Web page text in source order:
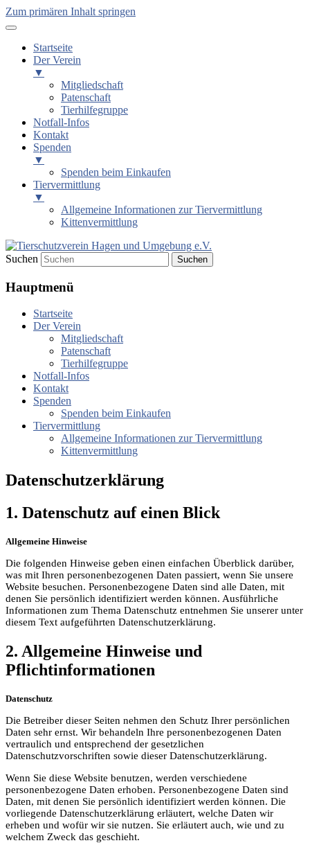
Zum primären Inhalt springen
Startseite
Der Verein
▼
Mitgliedschaft
Patenschaft
Tierhilfegruppe
Notfall-Infos
Kontakt
Spenden
▼
Spenden beim Einkaufen
Tiervermittlung
▼
Allgemeine Informationen zur Tiervermittlung
Kittenvermittlung
Tierschutzverein Hagen und
Umgebung e.V.
Suchen
Hauptmenü
Startseite
Der Verein
Mitgliedschaft
Patenschaft
Tierhilfegruppe
Notfall-Infos
Kontakt
Spenden
Spenden beim Einkaufen
Tiervermittlung
Allgemeine Informationen zur Tiervermittlung
Kittenvermittlung
Datenschutzerklärung
1. Datenschutz auf einen Blick
Allgemeine Hinweise
Die folgenden Hinweise geben einen einfachen Überblick darüber,
was mit Ihren personenbezogenen Daten passiert, wenn Sie unsere
Website besuchen. Personenbezogene Daten sind alle Daten, mit
denen Sie persönlich identifiziert werden können. Ausführliche
Informationen zum Thema Datenschutz entnehmen Sie unserer unter
diesem Text aufgeführten Datenschutzerklärung.
2. Allgemeine Hinweise und
Pflichtinformationen
Datenschutz
Die Betreiber dieser Seiten nehmen den Schutz Ihrer persönlichen
Daten sehr ernst. Wir behandeln Ihre personenbezogenen Daten
vertraulich und entsprechend der gesetzlichen
Datenschutzvorschriften sowie dieser Datenschutzerklärung.
Wenn Sie diese Website benutzen, werden verschiedene
personenbezogene Daten erhoben. Personenbezogene Daten sind
Daten, mit denen Sie persönlich identifiziert werden können. Die
vorliegende Datenschutzerklärung erläutert, welche Daten wir
erheben und wofür wir sie nutzen. Sie erläutert auch, wie und zu
welchem Zweck das geschieht.